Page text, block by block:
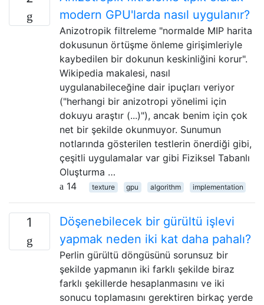
modern GPU'larda nasıl uygulanır?
Anizotropik filtreleme "normalde MIP harita
dokusunun örtüşme önleme girişimleriyle
kaybedilen bir dokunun keskinliğini korur".
Wikipedia makalesi, nasıl
uygulanabileceğine dair ipuçları veriyor
("herhangi bir anizotropi yönelimi için
dokuyu araştır (...)"), ancak benim için çok
net bir şekilde okunmuyor. Sunumun
notlarında gösterilen testlerin önerdiği gibi,
çeşitli uygulamalar var gibi Fiziksel Tabanlı
Oluşturma …
14
texture gpu algorithm implementation
1
Döşenebilecek bir gürültü işlevi
yapmak neden iki kat daha pahalı?
Perlin gürültü döngüsünü sorunsuz bir
şekilde yapmanın iki farklı şekilde biraz
farklı şekillerde hesaplanmasını ve iki
sonucu toplamasını gerektiren birkaç yerde